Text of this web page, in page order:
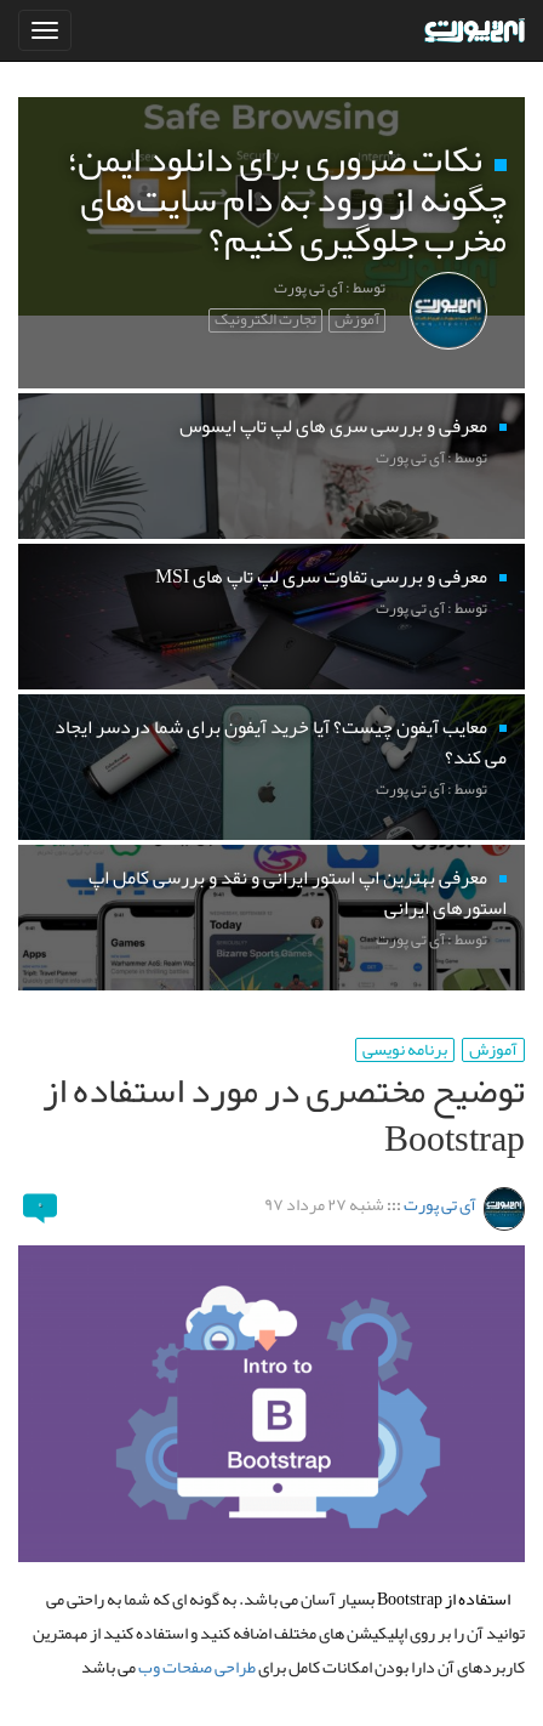
نکات ضروری برای دانلود ایمن؛
چگونه از ورود به دام سایت‌های
مخرب جلوگیری کنیم؟
توسط : آی تی پورت
آموزش تجارت الکترونیک
معرفی و بررسی سری های لپ تاپ ایسوس
توسط : آی تی پورت
معرفی و بررسی تفاوت سری لپ تاپ های MSI
توسط : آی تی پورت
معایب آیفون چیست؟ آیا خرید آیفون برای شما دردسر ایجاد
می کند؟
توسط : آی تی پورت
معرفی بهترین اپ استور ایرانی و نقد و بررسی کامل اپ
استورهای ایرانی
توسط : آی تی پورت
آموزش برنامه نویسی
توضیح مختصری در مورد استفاده از
Bootstrap
آی تی پورت:::شنبه ۲۷ مرداد ۹۷ ۰
استفاده از Bootstrap
بسیار آسان می باشد. به گونه ای که شما به راحتی می
توانید آن را بر روی اپلیکیشن های مختلف اضافه کنید و استفاده کنید از مهمترین
کاربردهای آن دارا بودن امکانات کامل برایطراحی صفحات وبمی باشد